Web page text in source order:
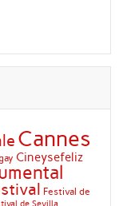
Cannes
Cineysefeliz
Festival de